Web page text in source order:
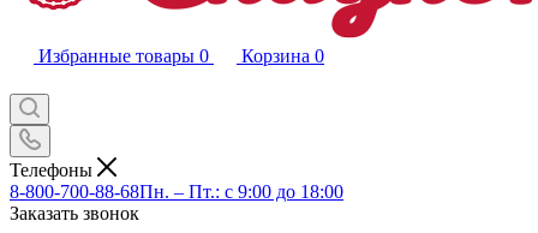
Избранные товары 0 Корзина 0
Телефоны
8-800-700-88-68Пн. – Пт.: с 9:00 до 18:00
Заказать звонок